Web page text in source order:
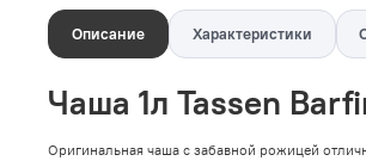
Описание Характеристики
Чаша 1л Tassen
Оригинальная чаша с забавной рожицей